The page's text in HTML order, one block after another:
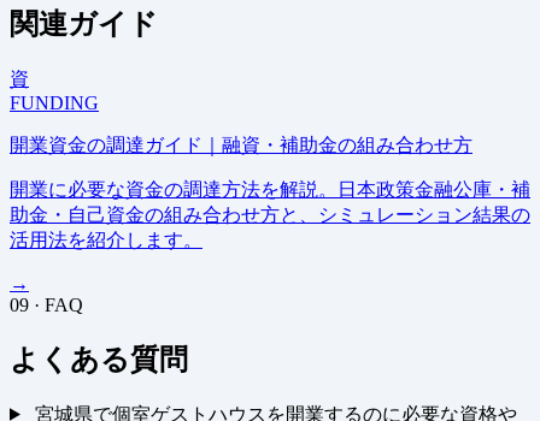
関連ガイド
資
FUNDING
開業資金の調達ガイド｜融資・補助金の組み合わせ方
開業に必要な資金の調達方法を解説。日本政策金融公庫・補
助金・自己資金の組み合わせ方と、シミュレーション結果の
活用法を紹介します。
→
09 · FAQ
よくある質問
宮城県で個室ゲストハウスを開業するのに必要な資格や